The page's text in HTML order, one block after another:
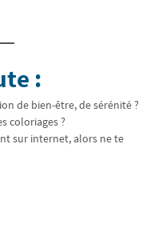
:
de bien-être, de sérénité ?
coloriages ?
sur internet, alors ne te